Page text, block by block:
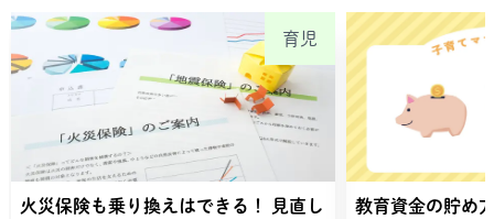
育児
火災保険も乗り換えはできる！ 見直し
教育資金の貯め